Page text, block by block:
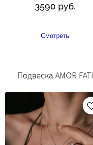
3590 руб.
Смотреть
Подвеска AMOR FATI